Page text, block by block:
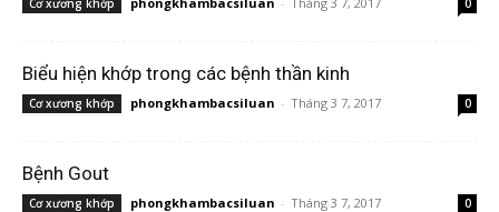
Cơ xương khớp 0
Biểu hiện khớp trong các bệnh thần kinh
Cơ xương khớp phongkhambacsiluan - Tháng 3 7, 2017 0
Bệnh Gout
Cơ xương khớp phongkhambacsiluan - Tháng 3 7, 2017 0